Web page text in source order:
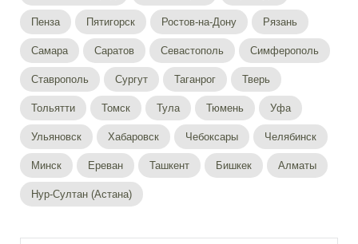
Пенза Пятигорск Ростов-на-Дону Рязань
Самара Саратов Севастополь Симферополь
Ставрополь Сургут Таганрог Тверь
Тольятти Томск Тула Тюмень Уфа
Ульяновск Хабаровск Чебоксары Челябинск
Минск Ереван Ташкент Бишкек Алматы
Нур-Султан (Астана)